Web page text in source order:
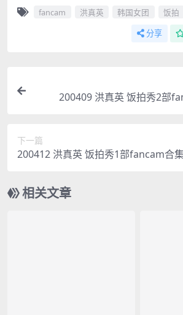
fancam 洪真英 韩国女团 饭拍
分享
200409 洪真英 饭拍秀2部
下一篇
200412 洪真英 饭拍秀1部fancam合
相关文章